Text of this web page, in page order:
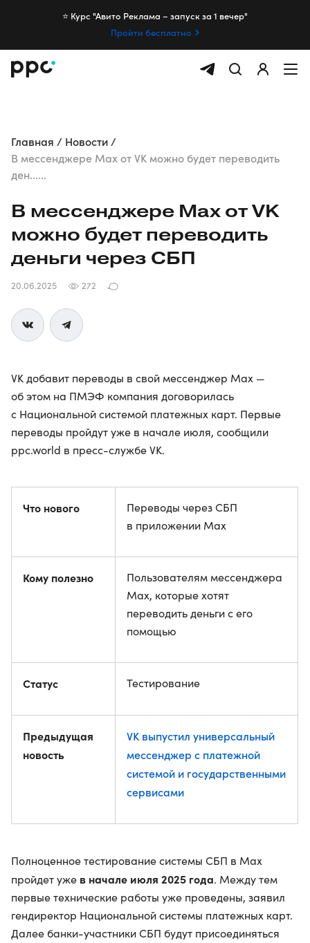
⭐️ Курс "Авито Реклама – запуск за 1 вечер"
Пройти бесплатно
Главная
Новости
В мессенджере Max от VK можно будет переводить
ден......
В мессенджере Max от VK
можно будет переводить
деньги через СБП
20.06.2025 272
VK добавит переводы в свой мессенджер Max —
об этом на ПМЭФ компания договорилась
с Национальной системой платежных карт. Первые
переводы пройдут уже в начале июля, сообщили
ppc.world в пресс-службе VK.
Что нового
Переводы через СБП
в приложении Max
Кому полезно
Пользователям мессенджера
Max, которые хотят
переводить деньги с его
помощью
Статус Тестирование
Предыдущая
новость
VK выпустил универсальный
мессенджер с платежной
системой и государственными
сервисами
Полноценное тестирование системы СБП в Max
пройдет уже в начале июля 2025 года. Между тем
первые технические работы уже проведены, заявил
гендиректор Национальной системы платежных карт.
Далее банки-участники СБП будут присоединяться